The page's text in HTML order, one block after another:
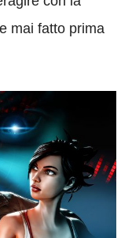
mai fatto prima